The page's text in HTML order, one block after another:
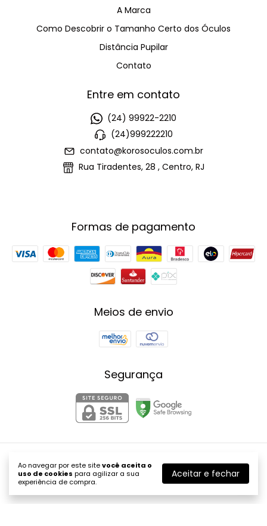
Ao navegar por este sitevocê aceita o
uso de cookies para agilizar a sua
experiência de compra.
Aceitar e fechar
A Marca
Como Descobrir o Tamanho Certo dos Óculos
Distância Pupilar
Contato
Entre em contato
(24) 99922-2210
(24)999222210
contato@korosoculos.com.br
Rua Tiradentes, 28 , Centro, RJ
Formas de pagamento
Meios de envio
Segurança
Koros Eyewear
©2026. koros Eyewear - 48623476000105. Todos os direitos